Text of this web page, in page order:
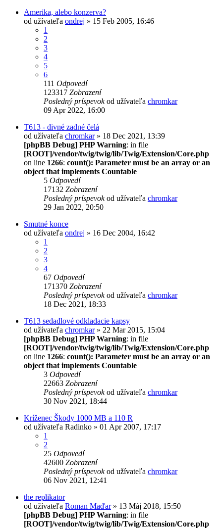
Amerika, alebo konzerva?
od užívateľa ondrej » 15 Feb 2005, 16:46
1
2
3
4
5
6
111 Odpovedí
123317 Zobrazení
Posledný príspevokod užívateľa chromkar
09 Apr 2022, 16:00
T613 - divné zadné čelá
od užívateľa chromkar» 18 Dec 2021, 13:39
[phpBB Debug] PHP Warning: in file
[ROOT]/vendor/twig/twig/lib/Twig/Extension/Core.php
on line 1266: count(): Parameter must be an array or an
object that implements Countable
5 Odpovedí
17132 Zobrazení
Posledný príspevokod užívateľa chromkar
29 Jan 2022, 20:50
Smutné konce
od užívateľa ondrej » 16 Dec 2004, 16:42
1
2
3
4
67 Odpovedí
171370 Zobrazení
Posledný príspevokod užívateľa chromkar
18 Dec 2021, 18:33
T613 sedadlové odkladacie kapsy
od užívateľa chromkar» 22 Mar 2015, 15:04
[phpBB Debug] PHP Warning: in file
[ROOT]/vendor/twig/twig/lib/Twig/Extension/Core.php
on line 1266: count(): Parameter must be an array or an
object that implements Countable
3 Odpovedí
22663 Zobrazení
Posledný príspevokod užívateľa chromkar
30 Nov 2021, 18:44
Kríženec Škody 1000 MB a 110 R
od užívateľa Radinko » 01 Apr 2007, 17:17
1
2
25 Odpovedí
42600 Zobrazení
Posledný príspevokod užívateľa chromkar
06 Nov 2021, 12:41
the replikator
od užívateľa Roman Maďar» 13 Máj 2018, 15:50
[phpBB Debug] PHP Warning: in file
[ROOT]/vendor/twig/twig/lib/Twig/Extension/Core.php